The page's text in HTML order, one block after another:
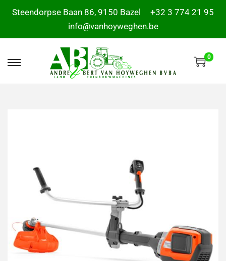
Steendorpse Baan 86, 9150 Bazel
+32 3 774 21 95
info@vanhoyweghen.be
0